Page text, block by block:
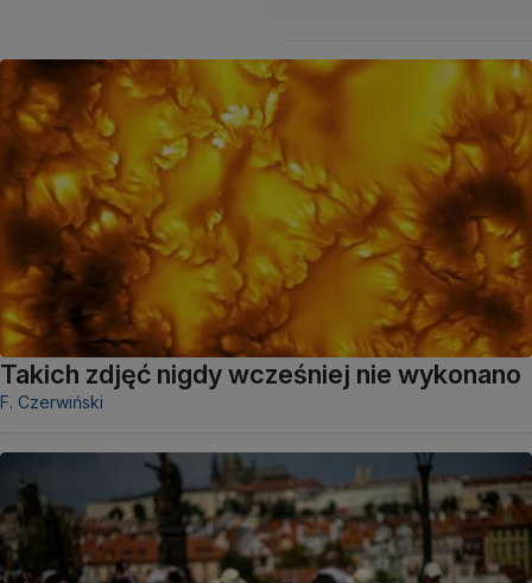
Takich zdjęć nigdy wcześniej nie wykonano
F. Czerwiński